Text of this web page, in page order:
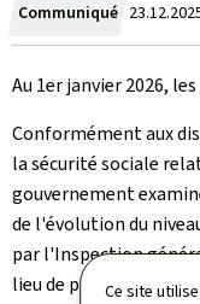
Ce site
Communiqué Crée
le
Au 1er janvier 2026,
Conformément aux
la sécurité sociale
gouvernement
de l'évolution du
par l'Inspection
lieu de procéder au